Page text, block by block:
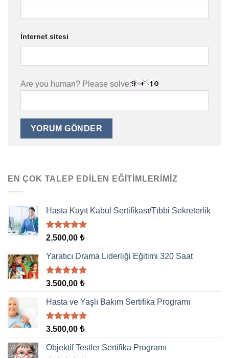
İnternet sitesi
Are you human? Please solve:
EN ÇOK TALEP EDILEN EĞITIMLERIMIZ
Hasta Kayıt Kabul Sertifikası/Tıbbi Sekreterlik
5 üzerinden
aldı
2.500,00 ₺
Yaratıcı Drama Liderliği Eğitimi 320 Saat
5 üzerinden
aldı
3.500,00 ₺
Hasta ve Yaşlı Bakım Sertifika Programı
5 üzerinden
aldı
3.500,00 ₺
Objektif Testler Sertifika Programı